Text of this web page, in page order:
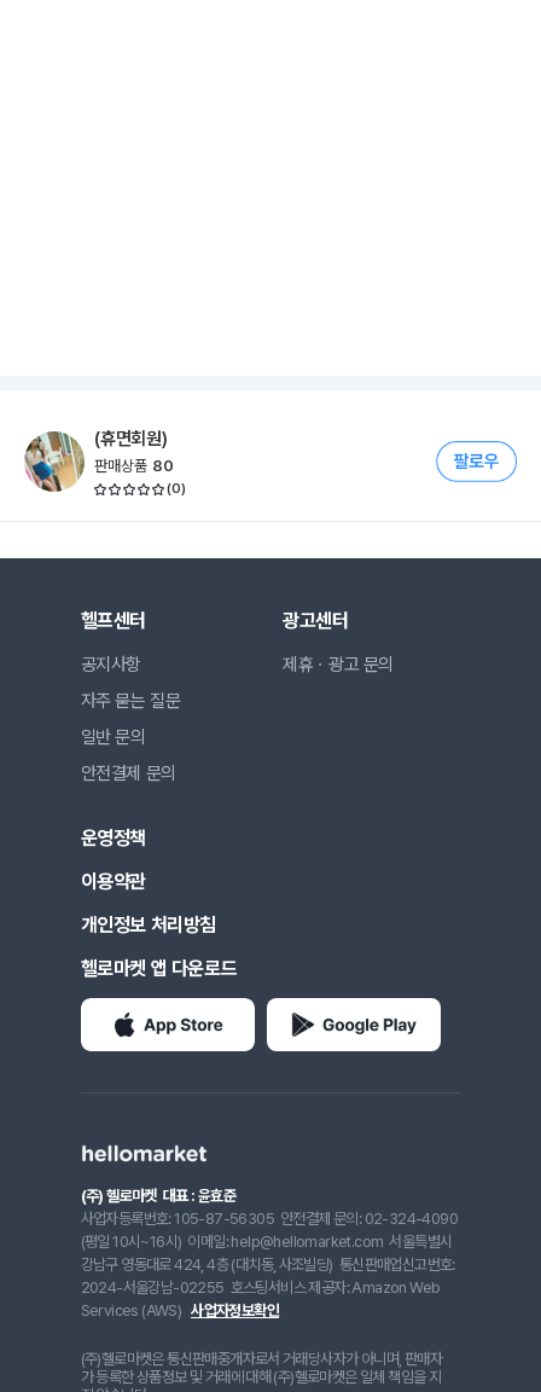
(휴면회원)
판매상품 80
(0)
헬프센터
공지사항
자주 묻는 질문
일반 문의
안전결제 문의
광고센터
제휴ㆍ광고 문의
운영정책
이용약관
개인정보 처리방침
헬로마켓 앱 다운로드
(주) 헬로마켓 대표 : 윤효준
사업자등록번호: 105-87-56305 안전결제 문의: 02-324-4090
(평일 10시~16시) 이메일: help@hellomarket.com 서울특별시
강남구 영동대로 424, 4층 (대치동, 사조빌딩) 통신판매업신고번호:
2024-서울강남-02255 호스팅서비스 제공자: Amazon Web
Services (AWS) 사업자정보확인
(주)헬로마켓은 통신판매중개자로서 거래당사자가 아니며, 판매자
가 등록한 상품정보 및 거래에 대해 (주)헬로마켓은 일체 책임을 지